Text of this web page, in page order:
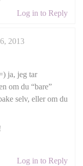
Log in to Reply
2013
ja, jeg tar
om du “bare”
selv, eller om du
Log in to Reply